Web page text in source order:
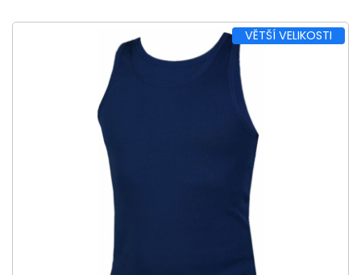
VĚTŠÍ VELIKOSTI